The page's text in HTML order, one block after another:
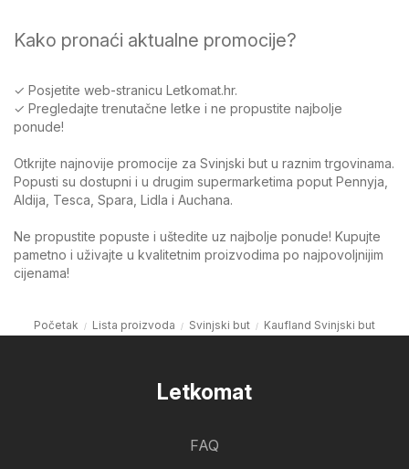
Kako pronaći aktualne promocije?
✓ Posjetite web-stranicu Letkomat.hr.
✓ Pregledajte trenutačne letke i ne propustite najbolje
ponude!
Otkrijte najnovije promocije za Svinjski but u raznim trgovinama.
Popusti su dostupni i u drugim supermarketima poput Pennyja,
Aldija, Tesca, Spara, Lidla i Auchana.
Ne propustite popuste i uštedite uz najbolje ponude! Kupujte
pametno i uživajte u kvalitetnim proizvodima po najpovoljnijim
cijenama!
Početak Lista proizvoda Svinjski but Kaufland Svinjski but
Letkomat
FAQ